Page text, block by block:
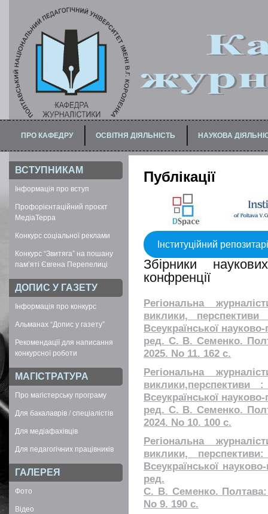
ПРО МАГІСТЕРСЬКУ ПРОГРАМУ ДЛЯ БАКАЛАВРІВ / СПЕЦІАЛІСТІВ
ПРО КАФЕДРУ ОСВІТНЯ ДІЯЛЬНІСТЬ НАУКОВА
ВСТУПНИКАМ
Інформація про вступ
Профорієнтаційний проєкт
МедіаТерра
Конкурс соціальної реклами
Конкурс “Звитяга” на пошану
пам’яті Євгена Перепелиці
ДОПИС У ГАЗЕТУ
Інформація про конкурс
Альманах “Допис у газету”
Рекомендації для написання
конкурсної роботи
МАГІСТРАТУРА
Про магістерську програму
Для бакалаврів / спеціалістів
Для медіафахівців
Для педагогічних працівників
ГАЛЕРЕЯ
Фото
Відео
Публікації
Інституційний
Збірники
конфренції
Регіональна
виклики,
Всеукраїнської
ред. С. В. Семенко.
2025. No 11. 162 с.
Регіональна
Всеукраїнської
ред. С. В. Семенко.
2024. No 10. 100 с.
Регіональна
виклики,
Всеукраїнської
ред.
С. В. Семенко.
No 9. 190 с.